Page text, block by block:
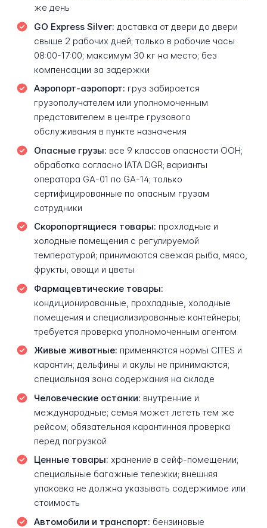
же день
GO Express Silver: доставка от двери до двери
свыше 2 рабочих дней; только в рабочие часы
08:00-17:00; максимум 30 кг на место; без
компенсации за задержки
Аэропорт-аэропорт: груз забирается
грузополучателем или уполномоченным
представителем в центре грузового
обслуживания в пункте назначения
Опасные грузы: все 9 классов опасности ООН;
обработка согласно IATA DGR; варианты
оператора GA-01 по GA-14; только
сертифицированные по опасным грузам
сотрудники
Скоропортящиеся товары: прохладные и
холодные помещения с регулируемой
температурой; принимаются свежая рыба, мясо,
фрукты, овощи и цветы
Фармацевтические товары:
кондиционированные, прохладные, холодные
помещения и специализированные контейнеры;
требуется проверка уполномоченным агентом
Живые животные: применяются нормы CITES и
карантин; дельфины и акулы не принимаются;
специальная зона содержания на складе
Человеческие останки: внутренние и
международные; семья может лететь тем же
рейсом; обязательная карантинная проверка
перед погрузкой
Ценные товары: хранение в сейф-помещении;
специальные багажные тележки; внешняя
упаковка не должна указывать содержимое или
стоимость
Автомобили и транспорт: бензиновые